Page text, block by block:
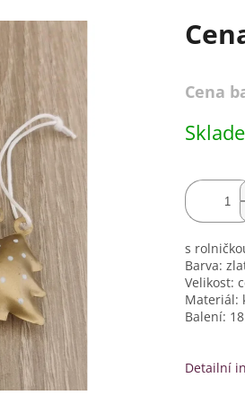
Cena
cena:
s
Barva:
Velikost:
Materiál:
Balení:
Detailní